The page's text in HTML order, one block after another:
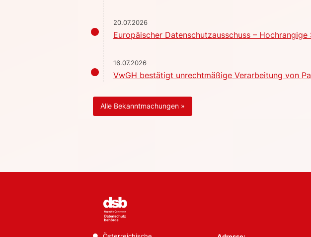
20.07.2026
Europäischer Datenschutzausschuss –
16.07.2026
VwGH bestätigt unrechtmäßige Verarbeitung von
Alle Bekanntmachungen »